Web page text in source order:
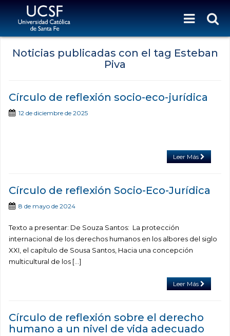
Noticias publicadas con el tag Esteban
Piva
Círculo de reflexión socio-eco-jurídica
12 de diciembre de 2025
Leer Más
Círculo de reflexión Socio-Eco-Jurídica
8 de mayo de 2024
Texto a presentar: De Souza Santos: La protección
internacional de los derechos humanos en los albores del siglo
XXI, el capítulo de Sousa Santos, Hacia una concepción
multicultural de los […]
Leer Más
Círculo de reflexión sobre el derecho
humano a un nivel de vida adecuado